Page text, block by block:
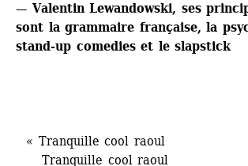
— Valentin Lewandowski, ses
sont la grammaire française, la
stand-up comedies et le slapstick
« Tranquille cool raoul
Tranquille cool raoul